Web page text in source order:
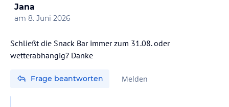
Jana
am 8. Juni 2026
Schließt die Snack Bar immer zum 31.08. oder
wetterabhängig? Danke
Frage beantworten Melden